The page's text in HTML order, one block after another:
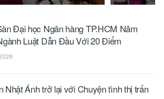
Đại học Ngân hàng TP.HCM Năm
Luật Dẫn Đầu Với 20 Điểm
Nhật Ánh trở lại với Chuyện tình thị trấn